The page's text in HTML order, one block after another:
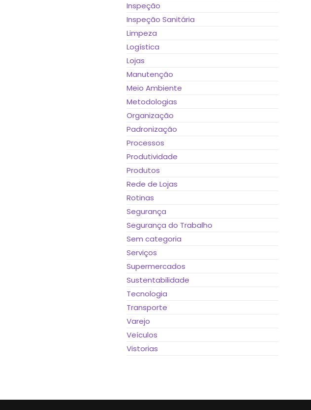
Inspeção
Inspeção Sanitária
Limpeza
Logística
Lojas
Manutenção
Meio Ambiente
Metodologias
Organização
Padronização
Processos
Produtividade
Produtos
Rede de Lojas
Rotinas
Segurança
Segurança do Trabalho
Sem categoria
Serviços
Supermercados
Sustentabilidade
Tecnologia
Transporte
Varejo
Veículos
Vistorias